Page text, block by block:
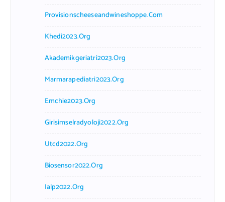
Provisionscheeseandwineshoppe.com
Khedi2023.org
Akademikgeriatri2023.org
Marmarapediatri2023.org
Emchie2023.org
Girisimselradyoloji2022.org
Utcd2022.org
Biosensor2022.org
Ialp2022.org